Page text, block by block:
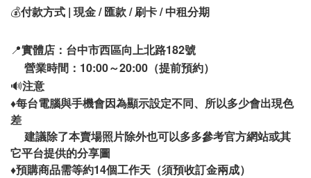
💰付款方式 | 現金 / 匯款 / 刷卡 / 中租分期
📍實體店：台中市西區向上北路182號
營業時間：10:00～20:00（提前預約）
🔊注意
♦️每台電腦與手機會因為顯示設定不同、所以多少會出現色
差
建議除了本賣場照片除外也可以多多參考官方網站或其
它平台提供的分享圖
♦️預購商品需等約14個工作天（須預收訂金兩成）